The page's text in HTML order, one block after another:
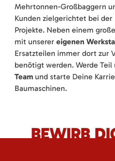
Mehrtonnen-Großbaggern
Kunden zielgerichtet bei der
Projekte. Neben einem
mit unserer eigenen
Ersatzteilen immer dort zur
benötigt werden. Werde Teil
Team und starte Deine
Baumaschinen.
BEWIRB